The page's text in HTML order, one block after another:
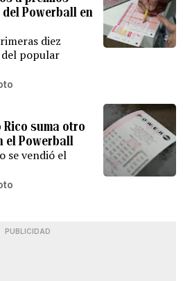
Powerball en
diez
popular
Rico suma otro
el Powerball
se vendió el
PUBLICIDAD